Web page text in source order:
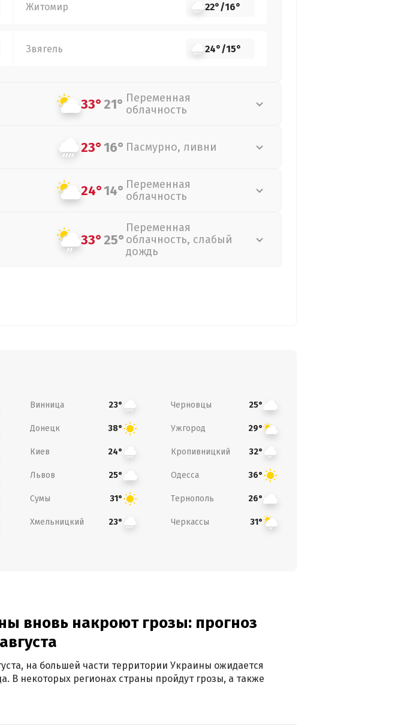
Житомир 22°/16°
Звягель 24°/15°
33°21° Переменная
облачность
23°16° Пасмурно, ливни
24°14° Переменная
облачность
33°25°
Переменная
облачность, слабый
дождь
Винница 23° Черновцы 25°
Донецк 38° Ужгород 29°
Киев 24° Кропивницкий 32°
Львов 25° Одесса 36°
Сумы 31° Тернополь 26°
Хмельницкий 23° Черкассы 31°
вновь накроют грозы: прогноз
на большей части территории Украины ожидается
В некоторых регионах страны пройдут грозы, а также